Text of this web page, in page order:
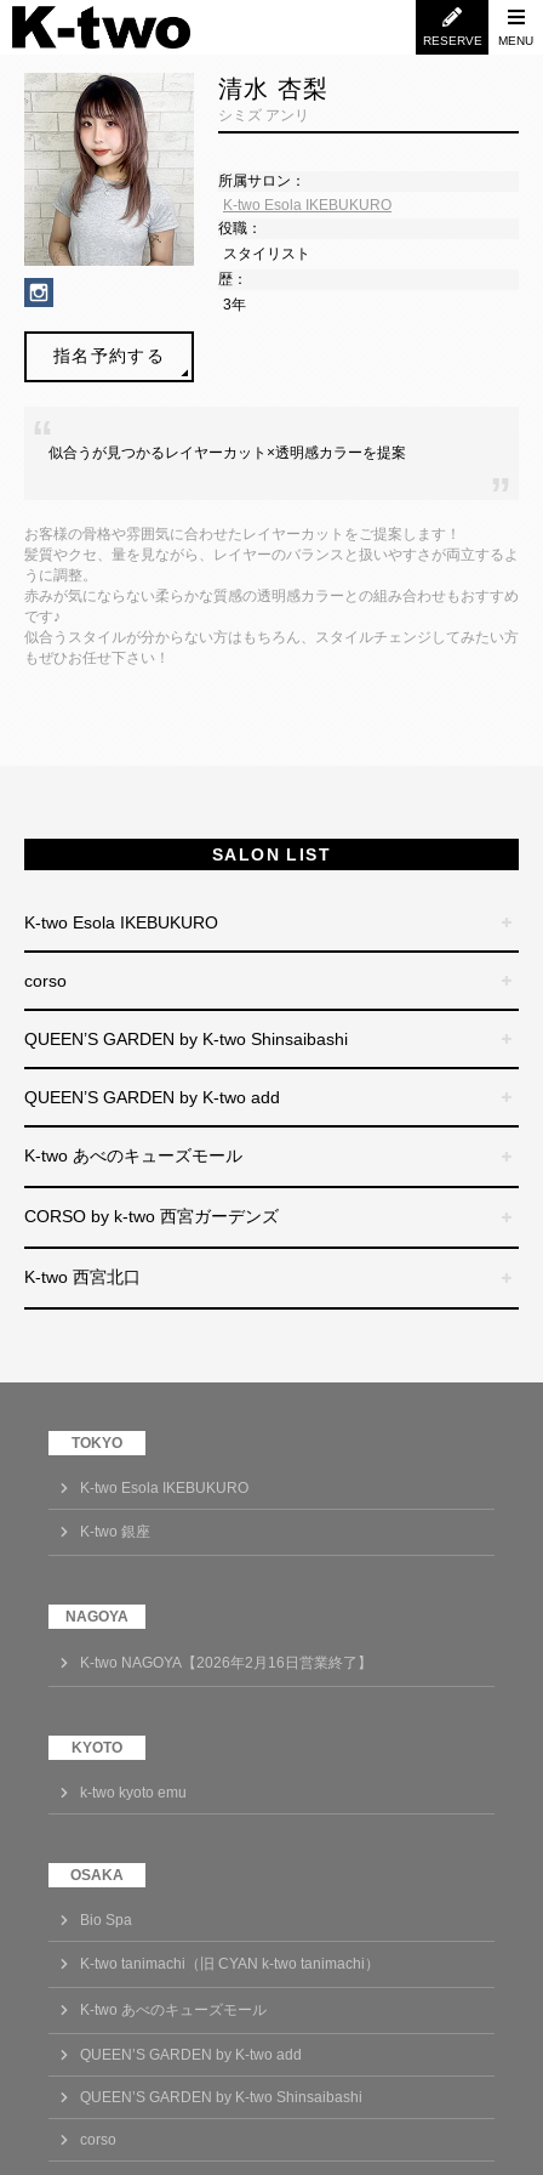
RESERVE MENU
指名予約する
清水 杏梨
シミズ アンリ
所属サロン：
K-two Esola IKEBUKURO
役職：
スタイリスト
歴：
3年
似合うが見つかるレイヤーカット×透明感カラーを提案
お客様の骨格や雰囲気に合わせたレイヤーカットをご提案します！
髪質やクセ、量を見ながら、レイヤーのバランスと扱いやすさが両立するよ
うに調整。
赤みが気にならない柔らかな質感の透明感カラーとの組み合わせもおすすめ
です♪
似合うスタイルが分からない方はもちろん、スタイルチェンジしてみたい方
もぜひお任せ下さい！
SALON LIST
K-two Esola IKEBUKURO
corso
QUEEN’S GARDEN by K-two Shinsaibashi
QUEEN’S GARDEN by K-two add
K-two あべのキューズモール
CORSO by k-two 西宮ガーデンズ
K-two 西宮北口
K-two Esola IKEBUKURO
K-two 銀座
K-two NAGOYA【2026年2月16日営業終了】
k-two kyoto emu
Bio Spa
K-two tanimachi（旧 CYAN k-two tanimachi）
K-two あべのキューズモール
QUEEN’S GARDEN by K-two add
QUEEN’S GARDEN by K-two Shinsaibashi
corso